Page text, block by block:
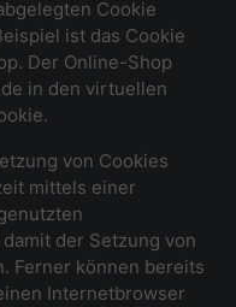
Cookie
ist das Cookie
Der Online-Shop
in den virtuellen
von Cookies
mittels einer
der Setzung von
Ferner können bereits
Internetbrowser